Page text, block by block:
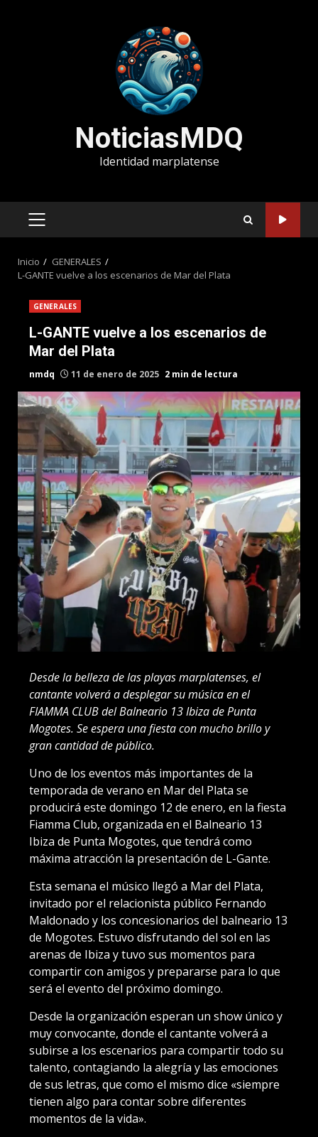
NoticiasMDQ
Identidad marplatense
MENÚ
Inicio
GENERALES
L-GANTE vuelve a los escenarios de Mar del Plata
GENERALES
L-GANTE vuelve a los escenarios de
Mar del Plata
nmdq 11 de enero de 2025 2 min de lectura
Desde la belleza de las playas marplatenses, el
cantante volverá a desplegar su música en el
FIAMMA CLUB del Balneario 13 Ibiza de Punta
Mogotes. Se espera una fiesta con mucho brillo y
gran cantidad de público.
Uno de los eventos más importantes de la
temporada de verano en Mar del Plata se
producirá este domingo 12 de enero, en la fiesta
Fiamma Club, organizada en el Balneario 13
Ibiza de Punta Mogotes, que tendrá como
máxima atracción la presentación de L-Gante.
Esta semana el músico llegó a Mar del Plata,
invitado por el relacionista público Fernando
Maldonado y los concesionarios del balneario 13
de Mogotes. Estuvo disfrutando del sol en las
arenas de Ibiza y tuvo sus momentos para
compartir con amigos y prepararse para lo que
será el evento del próximo domingo.
Desde la organización esperan un show único y
muy convocante, donde el cantante volverá a
subirse a los escenarios para compartir todo su
talento, contagiando la alegría y las emociones
de sus letras, que como el mismo dice «siempre
tienen algo para contar sobre diferentes
momentos de la vida».